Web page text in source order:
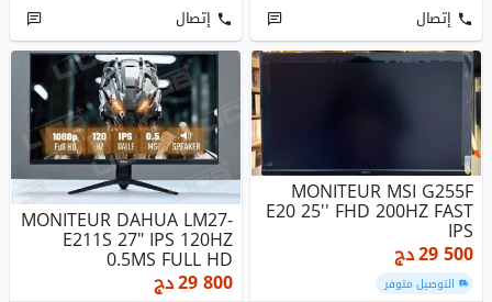
إتصال إتصال
MONITEUR MSI G255F
E20 25'' FHD 200HZ FAST
IPS
29 500دج
التوصيل متوفر
MONITEUR DAHUA LM27-
E211S 27" IPS 120HZ
0.5MS FULL HD
29 800دج